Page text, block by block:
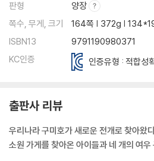
판형
양장
쪽수, 무게, 크기
164쪽 | 372g |
ISBN13
9791190980371
KC인증
인증유형 : 적합성
출판사 리뷰
우리나라 구미호가 새로운 전개로 찾아왔
소원 가게를 찾아온 아이들과 네 개의 여우